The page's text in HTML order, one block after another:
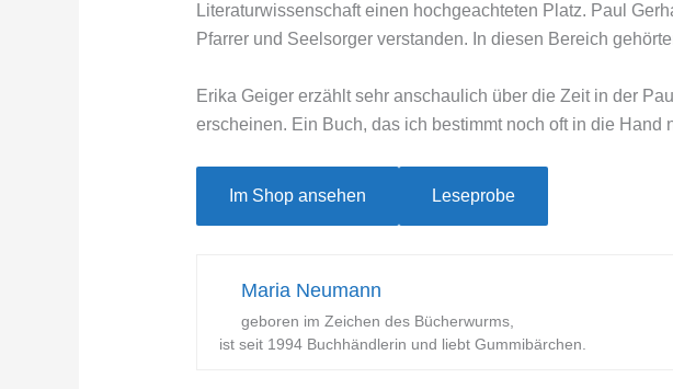
Literaturwissenschaft einen hochgeachteten Platz. Paul
Pfarrer und Seelsorger verstanden. In diesen Bereich
Erika Geiger erzählt sehr anschaulich über die Zeit in der
erscheinen. Ein Buch, das ich bestimmt noch oft in die Hand
Im Shop ansehen Leseprobe
Maria Neumann
geboren im Zeichen des Bücherwurms,
ist seit 1994 Buchhändlerin und liebt Gummibärchen.